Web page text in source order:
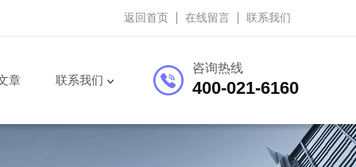
返回首页 在线留言 联系我们
咨询热线
400-021-6160
章 联系我们